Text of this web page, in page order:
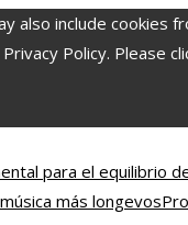
also include cookies
Policy. Please
para el equilibrio
más longevos